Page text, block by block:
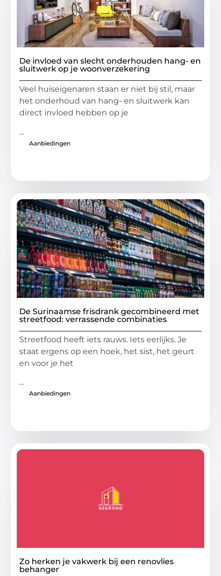
De invloed van slecht onderhouden hang- en
sluitwerk op je woonverzekering
Veel huiseigenaren staan er niet bij stil, maar
het onderhoud van hang- en sluitwerk kan
direct invloed hebben op je
...
Aanbiedingen
De Surinaamse frisdrank gecombineerd met
streetfood: verrassende combinaties
Streetfood heeft iets rauws. Iets eerlijks. Je
staat ergens op een hoek, het sist, het geurt
en voor je het
...
Aanbiedingen
Zo herken je vakwerk bij een renovlies
behanger